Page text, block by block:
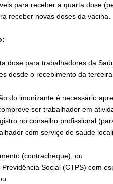
para receber a quarta dose
receber novas doses da vacina.
dose para trabalhadores da
desde o recebimento da
do imunizante é necessário
ser trabalhador em
no conselho profissional
com serviço de saúde
(contracheque); ou
Social (CTPS) com